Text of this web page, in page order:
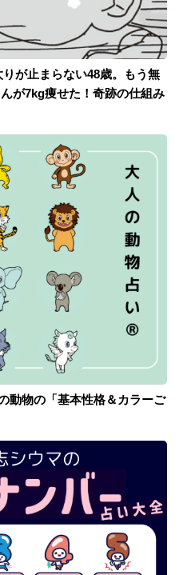
が止まらない48歳。もう無
が7kg痩せた！奇跡の仕組み
動物の「基本性格＆カラーご